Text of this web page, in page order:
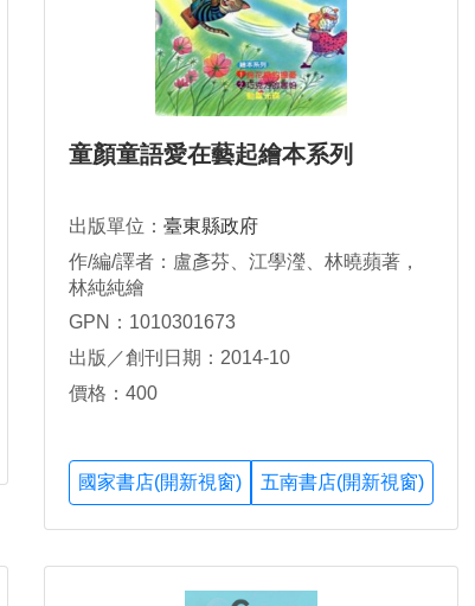
童顏童語愛在藝起繪本系列
出版單位： 臺東縣政府
作/編/譯者：盧彥芬、江學瀅、林曉蘋著，
林純純繪
GPN：1010301673
出版／創刊日期：2014-10
價格：400
國家書店(開新視窗) 五南書店(開新視窗)